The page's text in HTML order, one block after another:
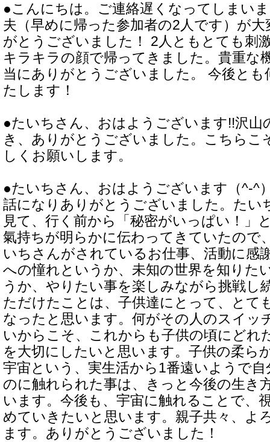
●こんにちは。ご連絡遅くなってしまい
夫（早めに帰った参加者の2人です）が
がとうございました！ 2人ともとても刺
キラキラの顔で帰ってきました。貴重な
当にありがとうございました。 今後と
たします！
●たいちさん、おはようございます!!沢山
き、ありがとうございました。こちらこ
しくお願いします。
●たいちさん、おはようございます（^-^
話になりありがとうございました。たい
見て、行く前から「秘密がいっぱい！」
氣持ちが明らかに伝わってきていたので
いちさんがされているお仕事、活動に感
への憧れというか、未知の世界を知りた
うか、やりたい事を楽しみながら挑戦し
ただけたことは、子供達にとって、とて
なったと思います。何がその人のスイッ
いからこそ、これからも子供の頃にどれ
を大切にしたいと思います。子供の柔ら
宇宙という、実生活から1番遠いようで
のに触れられた事は、きっと今後の生き
います。今後も、宇宙に触れることで、
めていきたいと思います。親子共々、よ
ます。ありがとうございました！